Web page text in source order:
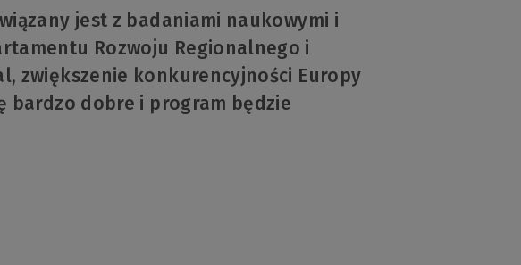
jest z badaniami naukowymi i
Rozwoju Regionalnego i
zwiększenie konkurencyjności Europy
bardzo dobre i program będzie